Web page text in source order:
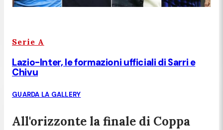
Serie A
Lazio-Inter, le formazioni ufficiali di Sarri e
Chivu
GUARDA LA GALLERY
All'orizzonte la finale di Coppa